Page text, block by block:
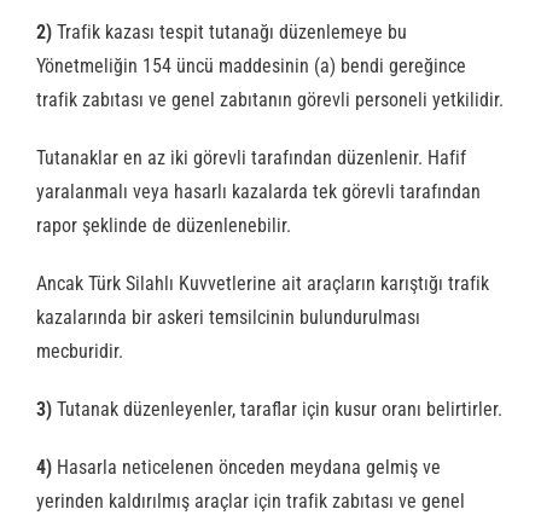
2) Trafik kazası tespit tutanağı düzenlemeye bu
Yönetmeliğin 154 üncü maddesinin (a) bendi gereğince
trafik zabıtası ve genel zabıtanın görevli personeli yetkilidir.
Tutanaklar en az iki görevli tarafından düzenlenir. Hafif
yaralanmalı veya hasarlı kazalarda tek görevli tarafından
rapor şeklinde de düzenlenebilir.
Ancak Türk Silahlı Kuvvetlerine ait araçların karıştığı trafik
kazalarında bir askeri temsilcinin bulundurulması
mecburidir.
3) Tutanak düzenleyenler, taraflar için kusur oranı belirtirler.
4) Hasarla neticelenen önceden meydana gelmiş ve
yerinden kaldırılmış araçlar için trafik zabıtası ve genel